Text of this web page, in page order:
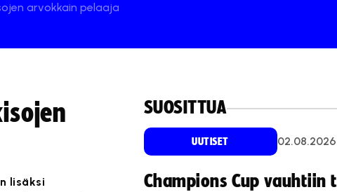
arvokkain pelaaja
lisäksi
SUOSITTUA
UUTISET 02.08.2026
Champions Cup vauhtiin